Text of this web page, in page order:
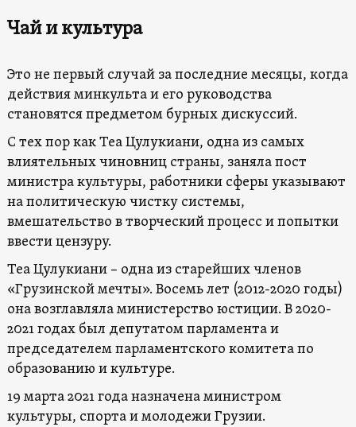
Чай и культура
Это не первый случай за последние месяцы, когда
действия минкульта и его руководства
становятся предметом бурных дискуссий.
С тех пор как Теа Цулукиани, одна из самых
влиятельных чиновниц страны, заняла пост
министра культуры, работники сферы указывают
на политическую чистку системы,
вмешательство в творческий процесс и попытки
ввести цензуру.
Теа Цулукиани – одна из старейших членов
«Грузинской мечты». Восемь лет (2012-2020 годы)
она возглавляла министерство юстиции. В 2020-
2021 годах был депутатом парламента и
председателем парламентского комитета по
образованию и культуре.
19 марта 2021 года назначена министром
культуры, спорта и молодежи Грузии.